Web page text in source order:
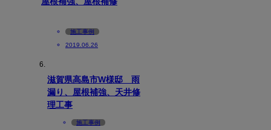
施工事例
2019.06.26
滋賀県高島市W様邸 雨
漏り、屋根補強、天井修
理工事
施工事例